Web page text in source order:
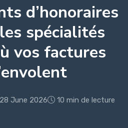
d’honoraires
spécialités
vos factures
28 June 2026 10 min de lecture